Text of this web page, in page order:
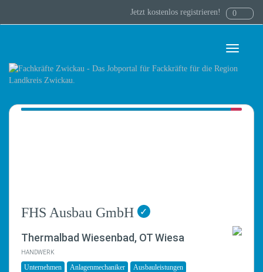
Jetzt kostenlos registrieren! 0
Toggle
FHS Ausbau GmbH ✓
Thermalbad Wiesenbad, OT Wiesa
HANDWERK
Unternehmen Anlagenmechaniker
Ausbauleistungen